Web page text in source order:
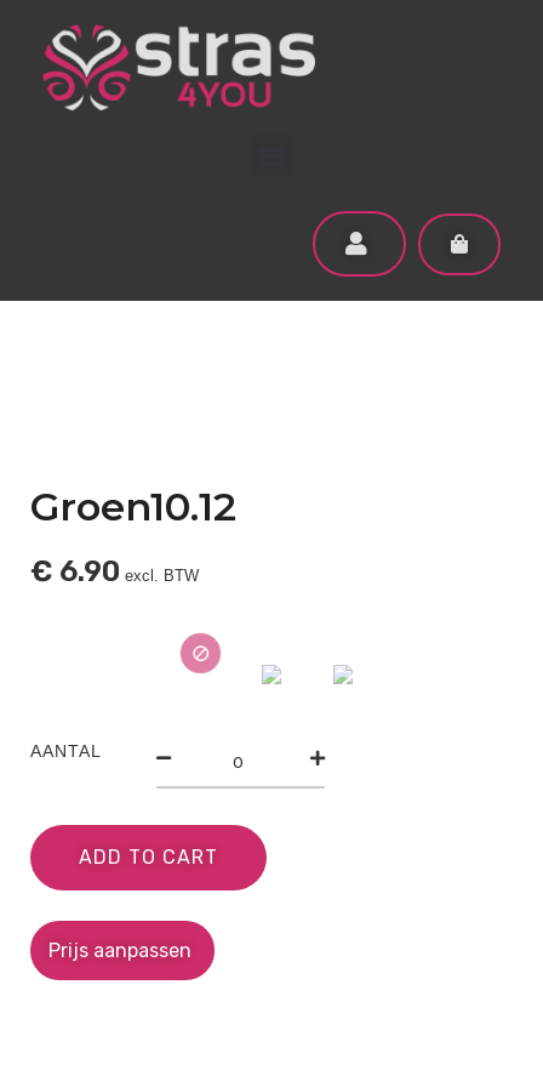
Groen10.12
€ 6.90 excl. BTW
AANTAL
ADD TO CART
Prijs aanpassen